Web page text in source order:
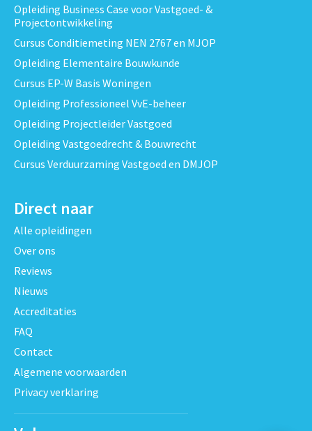
Opleiding Business Case voor Vastgoed- &
Projectontwikkeling
Cursus Conditiemeting NEN 2767 en MJOP
Opleiding Elementaire Bouwkunde
Cursus EP-W Basis Woningen
Opleiding Professioneel VvE-beheer
Opleiding Projectleider Vastgoed
Opleiding Vastgoedrecht & Bouwrecht
Cursus Verduurzaming Vastgoed en DMJOP
Direct naar
Alle opleidingen
Over ons
Reviews
Nieuws
Accreditaties
FAQ
Contact
Algemene voorwaarden
Privacy verklaring